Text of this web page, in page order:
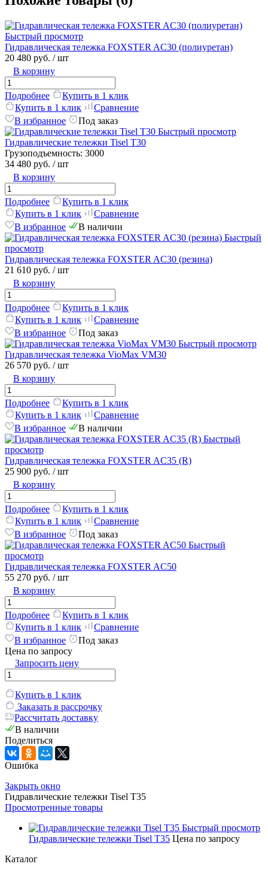
Быстрый просмотр
Гидравлическая тележка FOXSTER AC30 (полиуретан)
20 480 руб. / шт
В корзину
Подробнее
Купить в 1 клик
Купить в 1 клик
Сравнение
В избранное
Под заказ
Быстрый просмотр
Гидравлические тележки Tisel T30
Грузоподъемность: 3000
34 480 руб. / шт
В корзину
Подробнее
Купить в 1 клик
Купить в 1 клик
Сравнение
В избранное
В наличии
Быстрый
просмотр
Гидравлическая тележка FOXSTER AC30 (резина)
21 610 руб. / шт
В корзину
Подробнее
Купить в 1 клик
Купить в 1 клик
Сравнение
В избранное
Под заказ
Быстрый просмотр
Гидравлическая тележка VioMax VM30
26 570 руб. / шт
В корзину
Подробнее
Купить в 1 клик
Купить в 1 клик
Сравнение
В избранное
В наличии
Быстрый
просмотр
Гидравлическая тележка FOXSTER AC35 (R)
25 900 руб. / шт
В корзину
Подробнее
Купить в 1 клик
Купить в 1 клик
Сравнение
В избранное
Под заказ
Быстрый
просмотр
Гидравлическая тележка FOXSTER AC50
55 270 руб. / шт
В корзину
Подробнее
Купить в 1 клик
Купить в 1 клик
Сравнение
В избранное
Под заказ
Цена по запросу
Запросить цену
Купить в 1 клик
Заказать в рассрочку
Рассчитать доставку
В наличии
Поделиться
Ошибка
Закрыть окно
Гидравлические тележки Tisel T35
Просмотренные товары
Быстрый просмотр
Гидравлические тележки Tisel T35 Цена по запросу
Каталог